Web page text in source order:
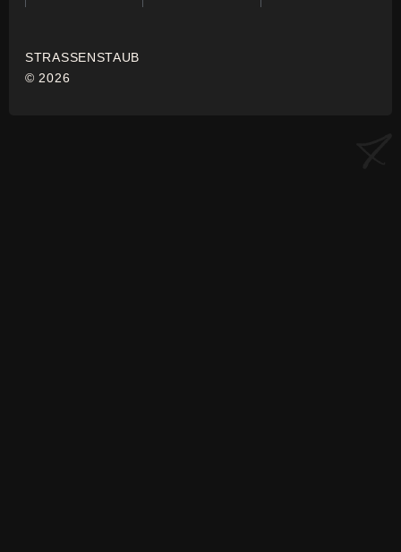
STRASSENSTAUB
© 2026